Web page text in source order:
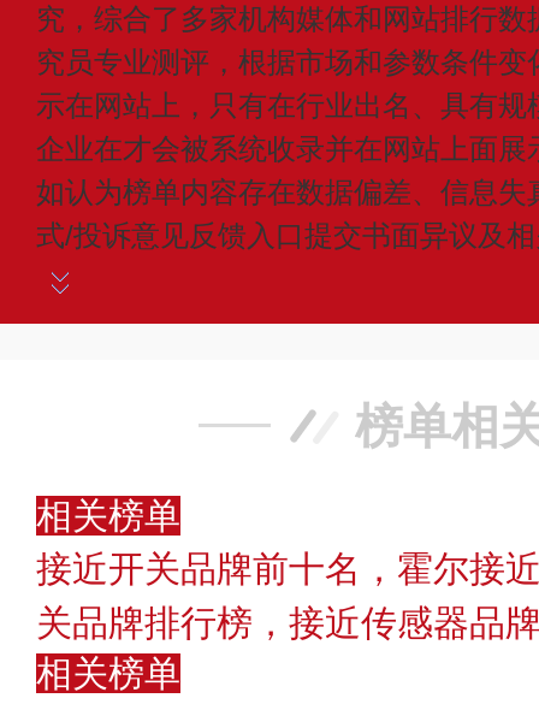
究，综合了多家机构媒体和网站排行
究员专业测评，根据市场和参数条件
示在网站上，只有在行业出名、具有
企业在才会被系统收录并在网站上面
如认为榜单内容存在数据偏差、信息
式/投诉意见反馈入口提交书面异议及
榜单相
相关榜单
接近开关品牌前十名，霍尔接
关品牌排行榜，接近传感器品
相关榜单